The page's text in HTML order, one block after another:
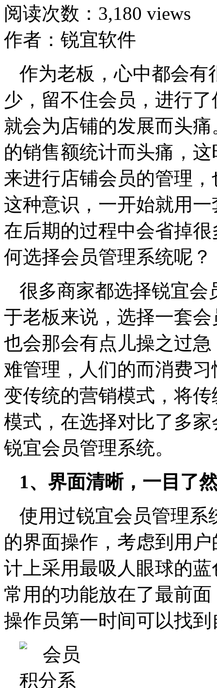
阅读次数：3,180 views
作者：锐宜软件
作为老板，心中都会有
少，留不住会员，进行
就会为店铺的发展而头
的销售额统计而头痛，
来进行店铺会员的管理
这种意识，一开始就用
在后期的过程中会省掉
何选择会员管理系统呢？
很多商家都选择锐宜会
于老板来说，选择一套
也会那会有点儿操之过
难管理，人们的而消费
变传统的营销模式，将
模式，在选择对比了多
锐宜会员管理系统。
1、界面清晰，一目了
使用过锐宜会员管理系
的界面操作，考虑到用
计上采用最吸人眼球的
常用的功能放在了最前
操作员第一时间可以找